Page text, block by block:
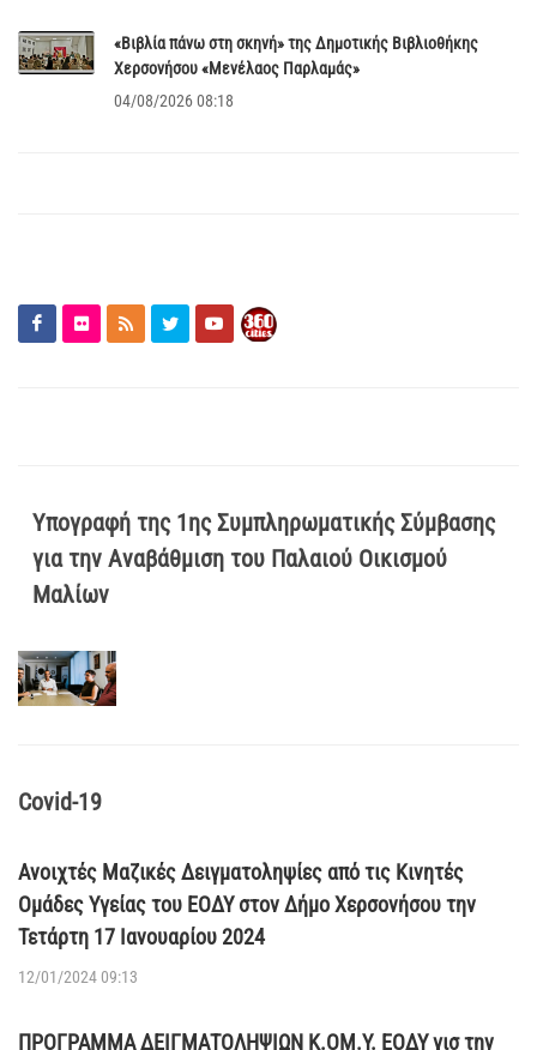
«Βιβλία πάνω στη σκηνή» της Δημοτικής Βιβλιοθήκης
Χερσονήσου «Μενέλαος Παρλαμάς»
04/08/2026 08:18
Υπογραφή της 1ης Συμπληρωματικής Σύμβασης
για την Αναβάθμιση του Παλαιού Οικισμού
Μαλίων
Covid-19
Ανοιχτές Μαζικές Δειγματοληψίες από τις Κινητές
Ομάδες Υγείας του ΕΟΔΥ στον Δήμο Χερσονήσου την
Τετάρτη 17 Ιανουαρίου 2024
12/01/2024 09:13
ΠΡΟΓΡΑΜΜΑ ΔΕΙΓΜΑΤΟΛΗΨΙΩΝ Κ.ΟΜ.Υ. ΕΟΔΥ γισ την